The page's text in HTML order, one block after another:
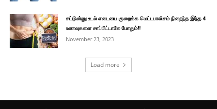
சட்டுன்னு உடல் எடையை குறைக்க மெட்டபாலிசம் நிறைந்த இந்த 4
உணவுகளை சாப்பிட்டாலே போதும்!!
November 23, 2023
Load more